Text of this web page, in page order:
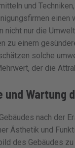
und
nicht nur die
zu einem
solche
der die
und Wartung
nach der
Ästhetik und
des Gebäudes